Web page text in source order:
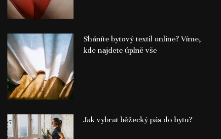
Sháníte bytový textil online? Víme,
kde najdete úplně vše
Jak vybrat běžecký pás do bytu?